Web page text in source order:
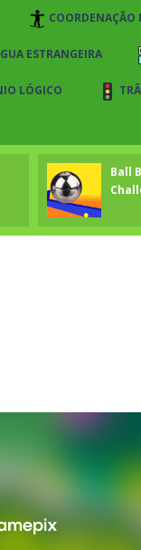
COORDENAÇÃO
ESTRANGEIRA
LÓGICO
Ball